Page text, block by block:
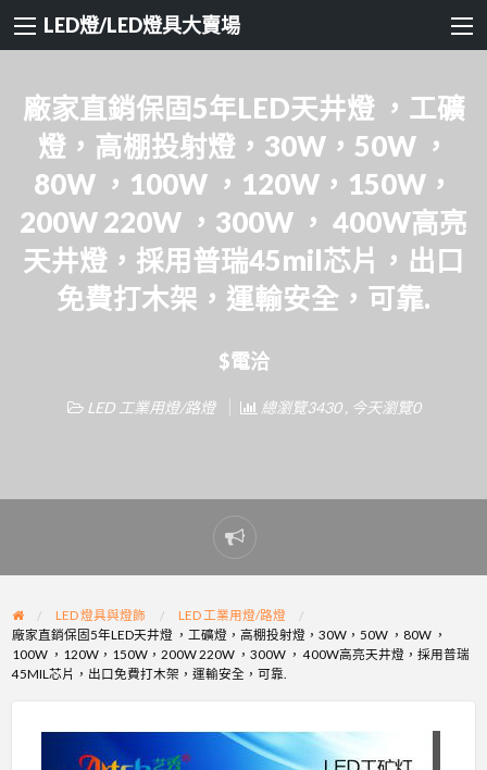
LED燈/LED燈具大賣場
廠家直銷保固5年LED天井燈 ，工礦
燈，高棚投射燈，30W，50W ，
80W ，100W ，120W，150W，
200W 220W ，300W ， 400W高亮
天井燈，採用普瑞45mil芯片，出口
免費打木架，運輸安全，可靠.
$電洽
LED 工業用燈/路燈 總瀏覽3430 , 今天瀏覽0
Report
problem
LED 燈具與燈飾
LED 工業用燈/路燈
廠家直銷保固5年LED天井燈 ，工礦燈，高棚投射燈，30W，50W ，80W ，
100W ，120W，150W，200W 220W ，300W ， 400W高亮天井燈，採用普瑞
45MIL芯片，出口免費打木架，運輸安全，可靠.